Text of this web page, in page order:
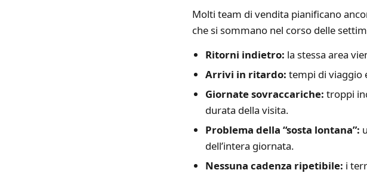
Molti team di vendita pianificano
che si sommano nel corso delle
Ritorni indietro: la stessa area
Arrivi in ritardo: tempi di viaggio
Giornate sovraccariche: troppi
durata della visita.
Problema della “sosta lontana”:
dell’intera giornata.
Nessuna cadenza ripetibile: i